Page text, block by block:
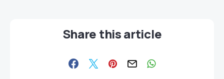
Share this article